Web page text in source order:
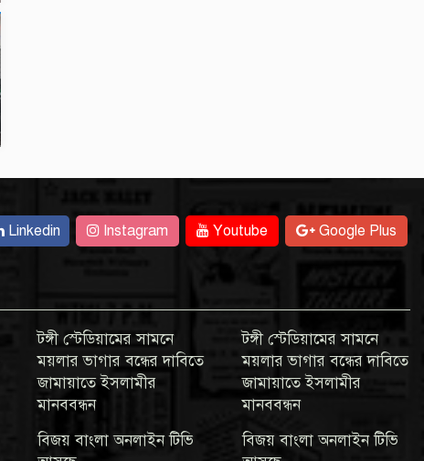
Linkedin Instagram Youtube Google Plus
টঙ্গী স্টেডিয়ামের সামনে
ময়লার ভাগার বন্ধের দাবিতে
জামায়াতে ইসলামীর
মানববন্ধন
বিজয় বাংলা অনলাইন টিভি
টঙ্গী স্টেডিয়ামের সামনে
ময়লার ভাগার বন্ধের দাবিতে
জামায়াতে ইসলামীর
মানববন্ধন
বিজয় বাংলা অনলাইন টিভি